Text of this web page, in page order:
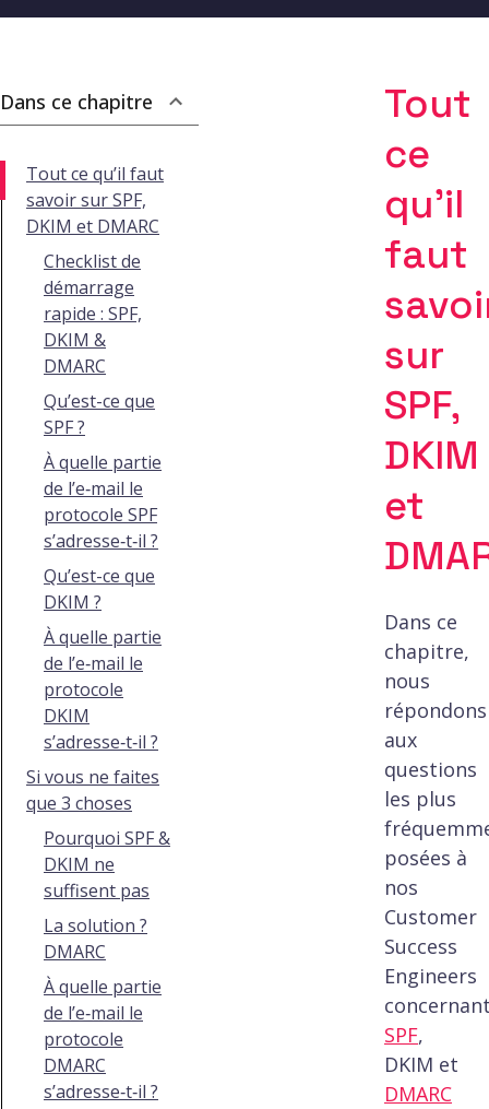
Dans ce chapitre
Tout ce qu’il faut
savoir sur SPF,
DKIM et DMARC
Checklist de
démarrage
rapide : SPF,
DKIM &
DMARC
Qu’est-ce que
SPF ?
À quelle partie
de l’e‑mail le
protocole SPF
s’adresse‑t‑il ?
Qu’est-ce que
DKIM ?
À quelle partie
de l’e‑mail le
protocole
DKIM
s’adresse‑t‑il ?
Si vous ne faites
que 3 choses
Pourquoi SPF &
DKIM ne
suffisent pas
La solution ?
DMARC
À quelle partie
de l’e‑mail le
protocole
DMARC
s’adresse‑t‑il ?
Tout
ce
qu’il
faut
sur
SPF,
DKIM
et
Dans ce
chapitre,
nous
répondons
aux
questions
les plus
posées à
nos
Customer
Success
Engineers
SPF,
DKIM et
DMARC